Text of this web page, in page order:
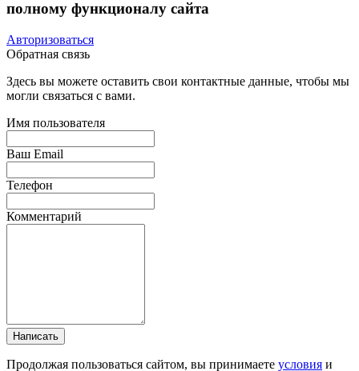
полному функционалу сайта
Авторизоваться
Обратная связь
Здесь вы можете оставить свои контактные данные, чтобы мы
могли связаться с вами.
Имя пользователя
Ваш Email
Телефон
Комментарий
Написать
Продолжая пользоваться сайтом, вы принимаете условия и